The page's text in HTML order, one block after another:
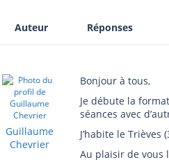
Auteur Réponses
Guillaume
Chevrier
Bonjour à tous,
Je débute la
séances avec
J’habite le
Au plaisir de vous